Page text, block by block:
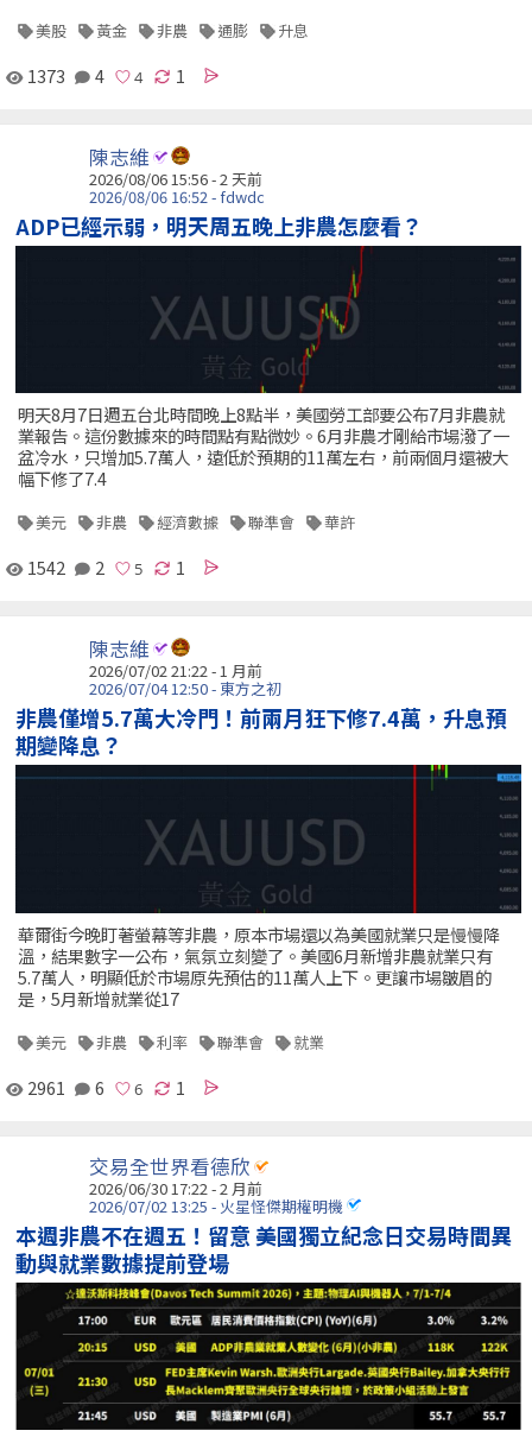
美股 黃金 非農 通膨 升息
1373 4 1
陳志維
2026/08/06 15:56 - 2 天前
2026/08/06 16:52 - fdwdc
ADP已經示弱，明天周五晚上非農怎麼看？
明天8月7日週五台北時間晚上8點半，美國勞工部要公布7月非農就
業報告。這份數據來的時間點有點微妙。6月非農才剛給市場潑了一
盆冷水，只增加5.7萬人，遠低於預期的11萬左右，前兩個月還被大
幅下修了7.4
美元 非農 經濟數據 聯準會 華許
1542 2 1
陳志維
2026/07/02 21:22 - 1 月前
2026/07/04 12:50 - 東方之初
非農僅增5.7萬大冷門！前兩月狂下修7.4萬，升息預
期變降息？
華爾街今晚盯著螢幕等非農，原本市場還以為美國就業只是慢慢降
溫，結果數字一公布，氣氛立刻變了。美國6月新增非農就業只有
5.7萬人，明顯低於市場原先預估的11萬人上下。更讓市場皺眉的
是，5月新增就業從17
美元 非農 利率 聯準會 就業
2961 6 1
交易全世界看德欣
2026/06/30 17:22 - 2 月前
2026/07/02 13:25 - 火星怪傑期權明機
本週非農不在週五！留意 美國獨立紀念日交易時間異
動與就業數據提前登場